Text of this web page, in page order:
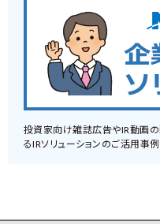
投資家向け雑誌広告やIR動画の
るIRソリューションのご活用事例